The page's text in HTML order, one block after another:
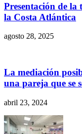
Presentación de
la Costa Atlántica
agosto 28, 2025
La mediación
una pareja que se
abril 23, 2024